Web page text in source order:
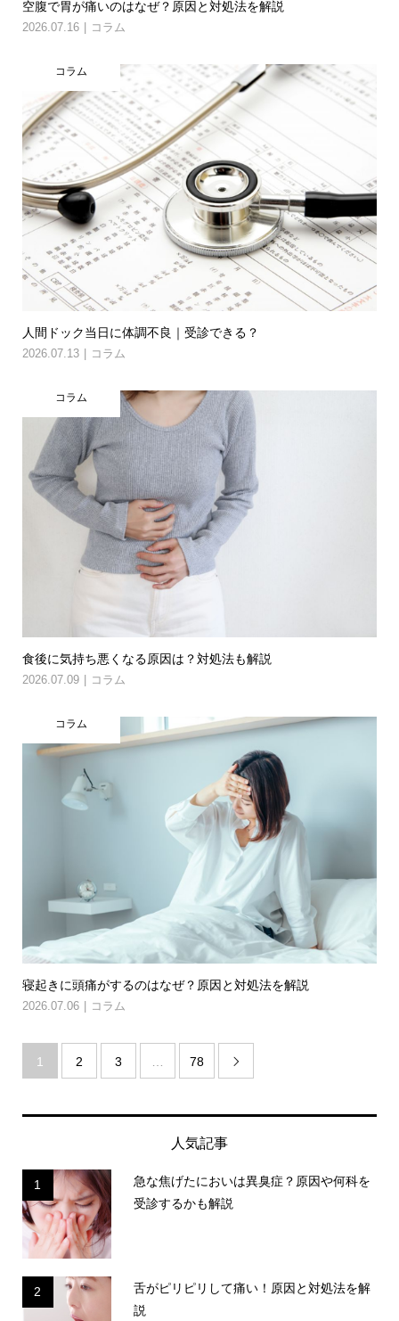
空腹で胃が痛いのはなぜ？原因と対処法を解説
2026.07.16 コラム
コラム
人間ドック当日に体調不良｜受診できる？
2026.07.13 コラム
コラム
食後に気持ち悪くなる原因は？対処法も解説
2026.07.09 コラム
コラム
寝起きに頭痛がするのはなぜ？原因と対処法を解説
2026.07.06 コラム
1 2 3 78 
人気記事
1
急な焦げたにおいは異臭症？原因や何科を
受診するかも解説
2
舌がピリピリして痛い！原因と対処法を解
説